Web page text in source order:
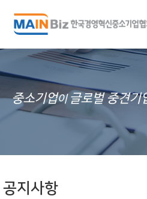
중소기업이 글로벌 중견기
공지사항